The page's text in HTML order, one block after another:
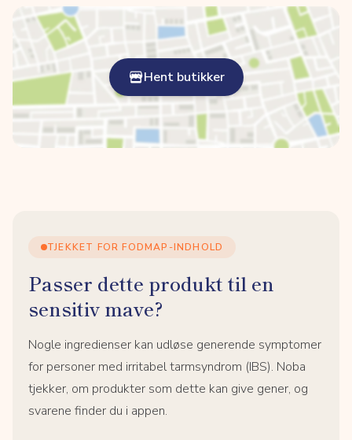
Hent butikker
TJEKKET FOR FODMAP-INDHOLD
Passer dette produkt til en
sensitiv mave?
Nogle ingredienser kan udløse generende symptomer
for personer med irritabel tarmsyndrom (IBS). Noba
tjekker, om produkter som dette kan give gener, og
svarene finder du i appen.